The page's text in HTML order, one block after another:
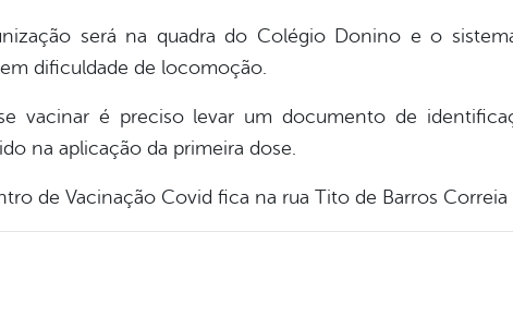
será na quadra do Colégio Donino e o
dificuldade de locomoção.
vacinar é preciso levar um documento de
na aplicação da primeira dose.
de Vacinação Covid fica na rua Tito de Barros